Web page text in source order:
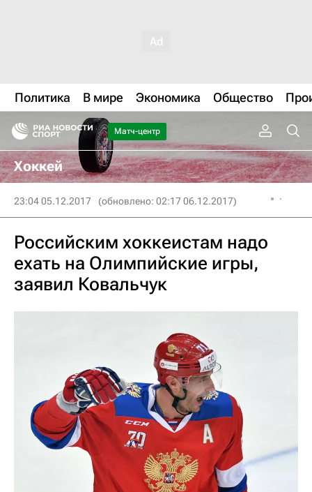
Политика В мире Экономика Общество
Матч-центр
Хоккей
23:04 05.12.2017 (обновлено: 02:17 06.12.2017)
Российским хоккеистам надо
ехать на Олимпийские игры,
заявил Ковальчук